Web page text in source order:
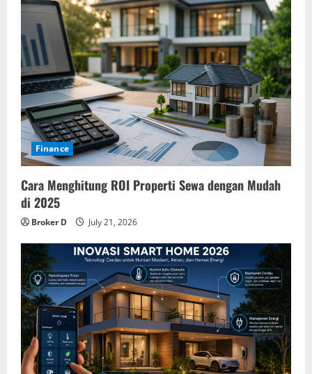
Finance
Cara Menghitung ROI Properti Sewa dengan Mudah
di 2025
Broker D July 21, 2026